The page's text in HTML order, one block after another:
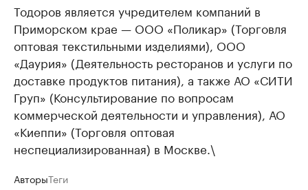
Тодоров является учредителем компаний в
Приморском крае — ООО «Поликар» (Торговля
оптовая текстильными изделиями), ООО
«Даурия» (Деятельность ресторанов и услуги по
доставке продуктов питания), а также АО «СИТИ
Груп» (Консультирование по вопросам
коммерческой деятельности и управления), АО
«Киеппи» (Торговля оптовая
неспециализированная) в Москве.\
АвторыТеги